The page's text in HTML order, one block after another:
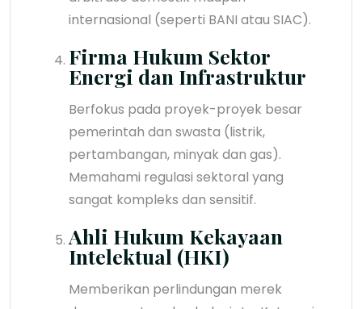
internasional (seperti BANI atau SIAC).
Firma Hukum Sektor
Energi dan Infrastruktur
Berfokus pada proyek-proyek besar
pemerintah dan swasta (listrik,
pertambangan, minyak dan gas).
Memahami regulasi sektoral yang
sangat kompleks dan sensitif.
Ahli Hukum Kekayaan
Intelektual (HKI)
Memberikan perlindungan merek